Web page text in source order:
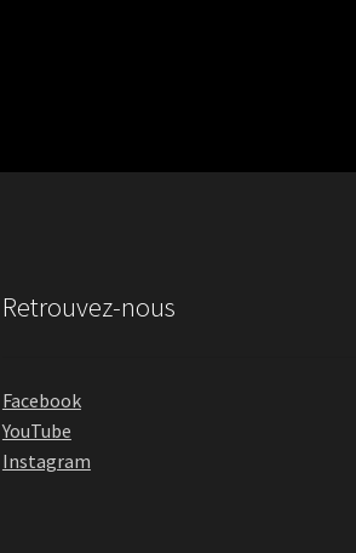
Retrouvez-nous
Facebook
YouTube
Instagram